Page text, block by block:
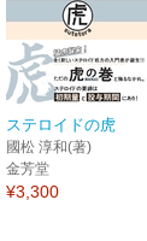
ステロイドの虎
國松 淳和(著)
金芳堂
¥3,300